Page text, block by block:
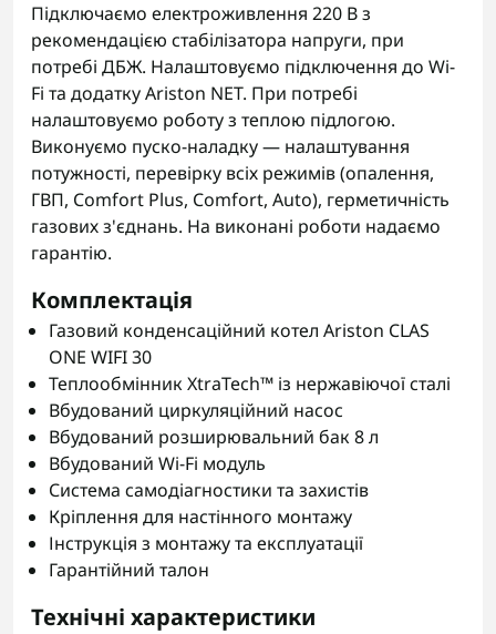
Підключаємо електроживлення 220 В з
рекомендацією стабілізатора напруги, при
потребі ДБЖ. Налаштовуємо підключення до Wi-
Fi та додатку Ariston NET. При потребі
налаштовуємо роботу з теплою підлогою.
Виконуємо пуско-наладку — налаштування
потужності, перевірку всіх режимів (опалення,
ГВП, Comfort Plus, Comfort, Auto), герметичність
газових з'єднань. На виконані роботи надаємо
гарантію.
Комплектація
Газовий конденсаційний котел Ariston CLAS
ONE WIFI 30
Теплообмінник XtraTech™ із нержавіючої сталі
Вбудований циркуляційний насос
Вбудований розширювальний бак 8 л
Вбудований Wi-Fi модуль
Система самодіагностики та захистів
Кріплення для настінного монтажу
Інструкція з монтажу та експлуатації
Гарантійний талон
Технічні характеристики